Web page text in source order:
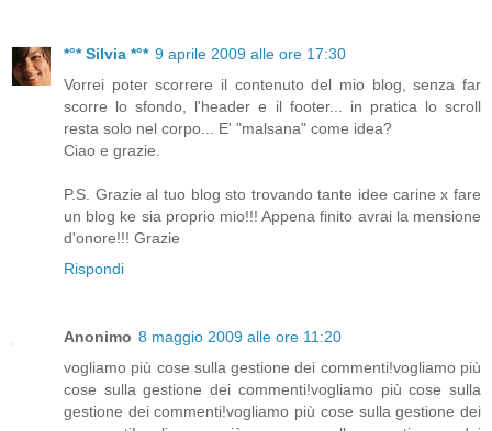
*°* Silvia *°* 9 aprile 2009 alle ore 17:30
Vorrei poter scorrere il contenuto del mio blog, senza far
scorre lo sfondo, l'header e il footer... in pratica lo scroll
resta solo nel corpo... E' "malsana" come idea?
Ciao e grazie.
P.S. Grazie al tuo blog sto trovando tante idee carine x fare
un blog ke sia proprio mio!!! Appena finito avrai la mensione
d'onore!!! Grazie
Rispondi
Anonimo 8 maggio 2009 alle ore 11:20
vogliamo più cose sulla gestione dei commenti!vogliamo più
cose sulla gestione dei commenti!vogliamo più cose sulla
gestione dei commenti!vogliamo più cose sulla gestione dei